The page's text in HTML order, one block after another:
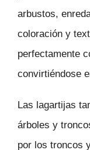
arbustos,
coloración y
perfectamente
convirtiéndose
Las lagartijas
árboles y
por los troncos